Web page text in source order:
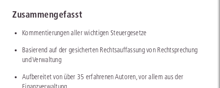
Zusammengefasst
Kommentierungen aller wichtigen Steuergesetze
Basierend auf der gesicherten Rechtsauffassung von Rechtsprechung
und Verwaltung
Aufbereitet von über 35 erfahrenen Autoren, vor allem aus der